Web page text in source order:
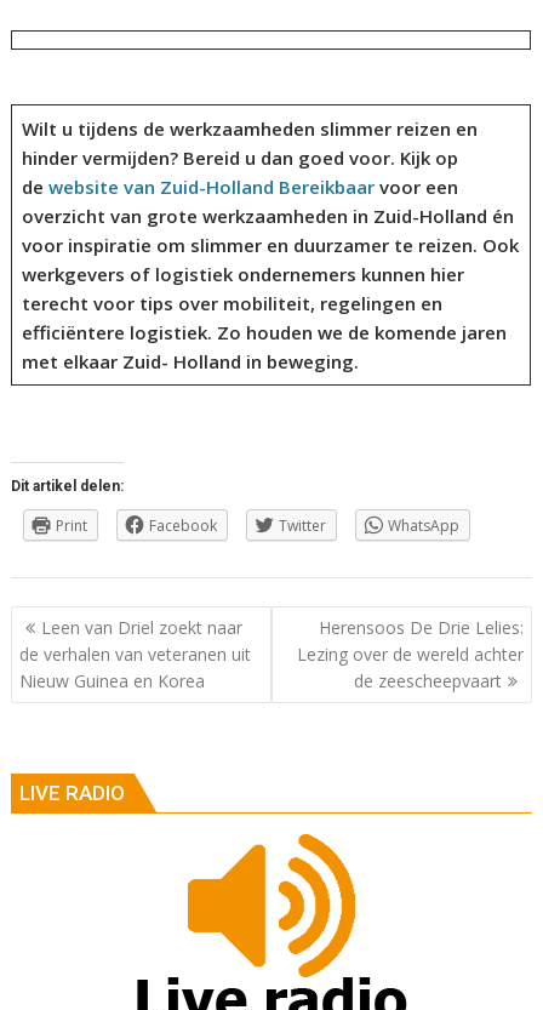
Wilt u tijdens de werkzaamheden slimmer reizen en
hinder vermijden? Bereid u dan goed voor. Kijk op
de website van Zuid-Holland Bereikbaarvoor een
overzicht van grote werkzaamheden in Zuid-Holland én
voor inspiratie om slimmer en duurzamer te reizen. Ook
werkgevers of logistiek ondernemers kunnen hier
terecht voor tips over mobiliteit, regelingen en
efficiëntere logistiek. Zo houden we de komende jaren
met elkaar Zuid- Holland in beweging.
Dit artikel delen:
Print Facebook Twitter WhatsApp
Berichtnavigatie
Leen van Driel zoekt naar
de verhalen van veteranen uit
Nieuw Guinea en Korea
Herensoos De Drie Lelies:
Lezing over de wereld achter
de zeescheepvaart
LIVE RADIO